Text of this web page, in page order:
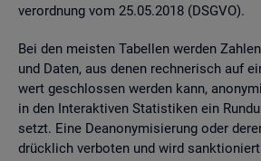
ver­ord­nung vom 25.05.2018 (DSGVO).
Bei den meis­ten Ta­bel­len wer­den
und Daten, aus denen rech­ne­risch auf
wert ge­schlos­sen wer­den kann,
in den In­ter­ak­ti­ven Sta­tis­ti­ken ein
setzt. Eine De­an­ony­mi­sie­rung oder
drück­lich ver­bo­ten und wird